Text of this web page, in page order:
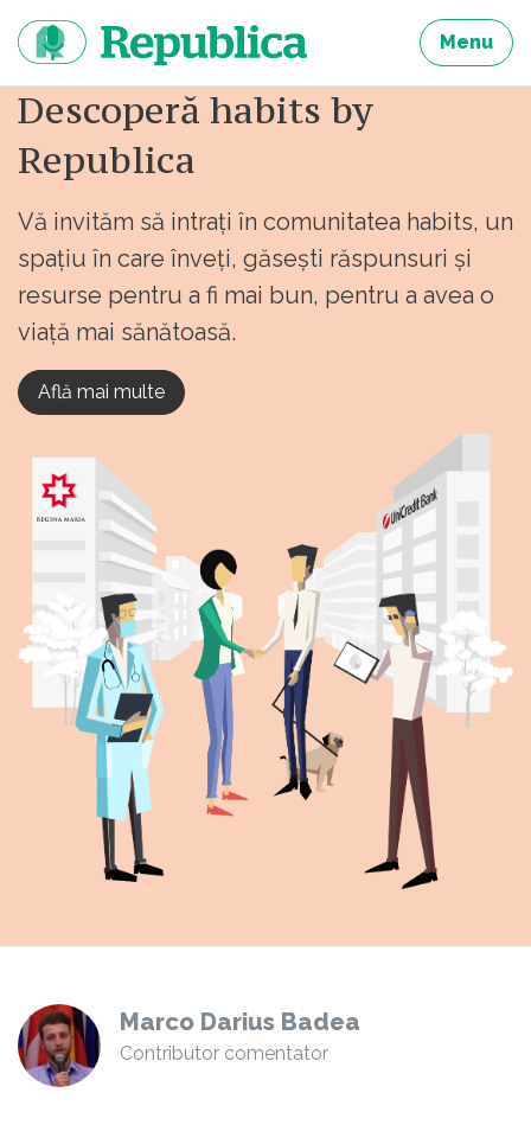
continut
Menu
Descoperă habits by
Republica
Vă invităm să intrați în comunitatea habits, un
spațiu în care înveți, găsești răspunsuri și
resurse pentru a fi mai bun, pentru a avea o
viață mai sănătoasă.
Află mai multe
Marco Darius Badea
Contributor comentator